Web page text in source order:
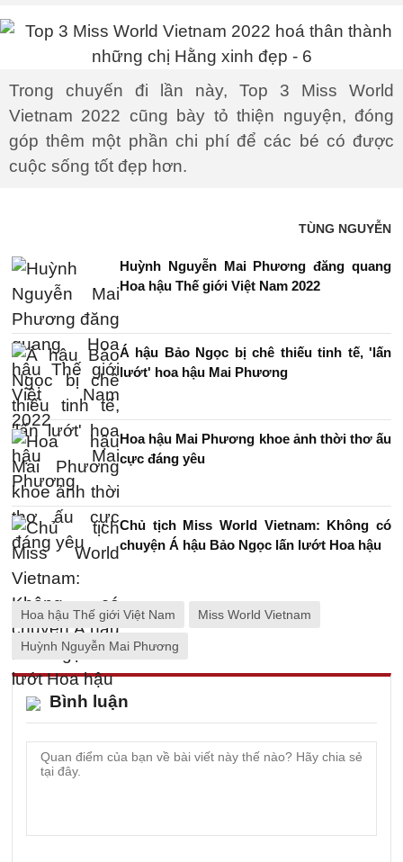
Trong chuyến đi lần này, Top 3 Miss World
Vietnam 2022 cũng bày tỏ thiện nguyện, đóng
góp thêm một phần chi phí để các bé có được
cuộc sống tốt đẹp hơn.
TÙNG NGUYỄN
Huỳnh Nguyễn Mai Phương đăng quang
Hoa hậu Thế giới Việt Nam 2022
Á hậu Bảo Ngọc bị chê thiếu tinh tế, 'lấn
lướt' hoa hậu Mai Phương
Hoa hậu Mai Phương khoe ảnh thời thơ ấu
cực đáng yêu
Chủ tịch Miss World Vietnam: Không có
chuyện Á hậu Bảo Ngọc lấn lướt Hoa hậu
Hoa hậu Thế giới Việt Nam Miss World Vietnam
Huỳnh Nguyễn Mai Phương
Bình luận